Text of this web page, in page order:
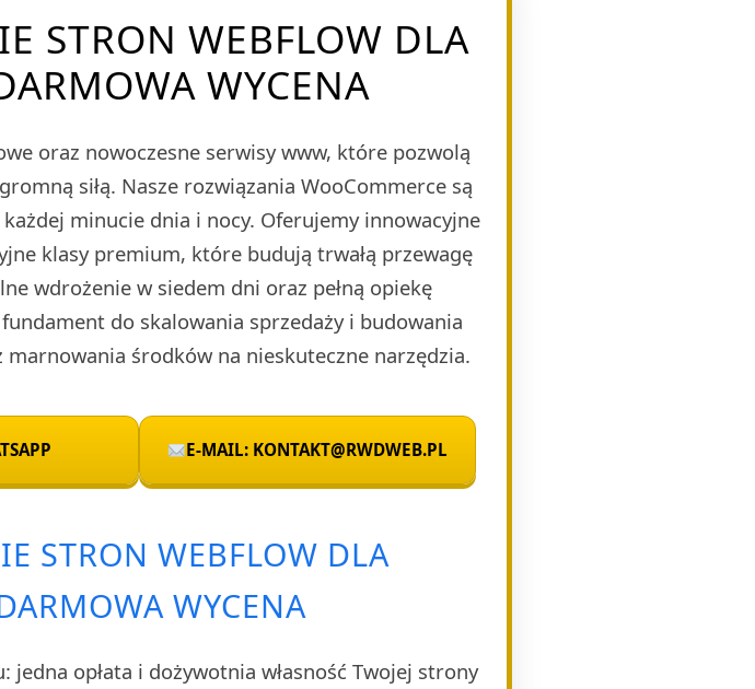
STRON WEBFLOW DLA
WYCENA
oraz nowoczesne serwisy www, które pozwolą
siłą. Nasze rozwiązania WooCommerce są
minucie dnia i nocy. Oferujemy innowacyjne
klasy premium, które budują trwałą przewagę
wdrożenie w siedem dni oraz pełną opiekę
do skalowania sprzedaży i budowania
środków na nieskuteczne narzędzia.
E-MAIL: KONTAKT@RWDWEB.PL
STRON WEBFLOW DLA
WYCENA
jedna opłata i dożywotnia własność Twojej strony